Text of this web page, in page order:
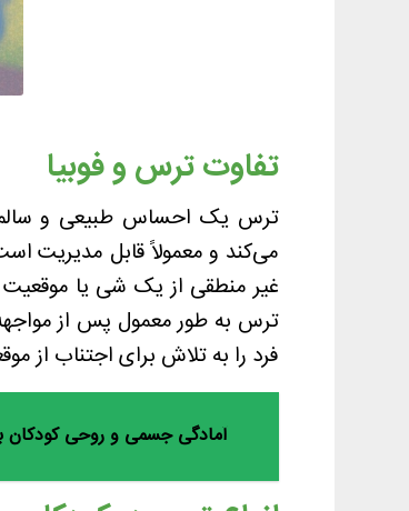
تفاوت ترس و فوبیا
ترس یک احساس طبیعی و سالم
می‌کند و معمولاً قابل مدیریت
غیر منطقی از یک شی یا
ترس به طور معمول پس از مواجهه
فرد را به تلاش برای اجتناب از
آمادگی جسمی و روحی کودکان